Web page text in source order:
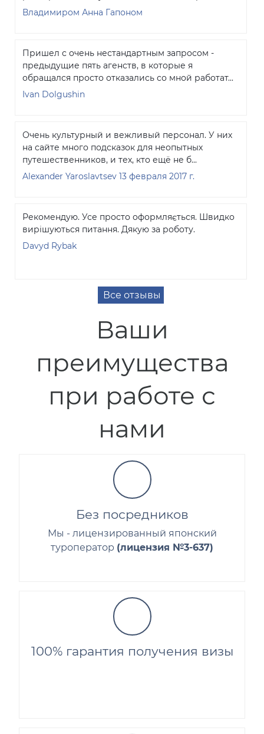
Владимиром Анна Гапоном
Пришел с очень нестандартным запросом -
предыдущие пять агенств, в которые я
обращался просто отказались со мной работат...
Ivan Dolgushin
Очень культурный и вежливый персонал. У них
на сайте много подсказок для неопытных
путешественников, и тех, кто ещё не б...
Alexander Yaroslavtsev 13 февраля 2017 г.
Рекомендую. Усе просто оформляється. Швидко
вирішуються питання. Дякую за роботу.
Davyd Rybak
Все отзывы
Ваши
преимущества
при работе с
нами
Без посредников
Мы - лицензированный японский
туроператор (лицензия №3-637)
100% гарантия получения визы